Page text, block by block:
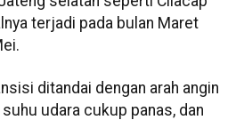
terjadi pada bulan Maret
ditandai dengan arah angin
udara cukup panas, dan